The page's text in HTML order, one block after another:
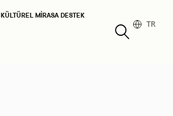
KÜLTÜREL MIRASA DESTEK
TR